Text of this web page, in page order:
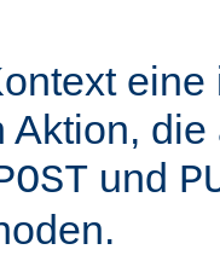
eine
Aktion,
und